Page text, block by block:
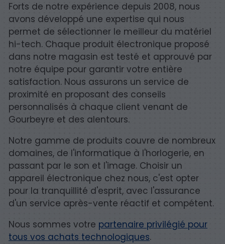
Forts de notre expérience depuis 2008, nous
avons développé une expertise qui nous
permet de sélectionner le meilleur du matériel
hi-tech. Chaque produit électronique proposé
dans notre magasin est testé et approuvé par
notre équipe pour garantir votre entière
satisfaction. Nous assurons un service de
proximité en proposant des conseils
personnalisés à chaque client venant de
Gourbeyre et des alentours.
Notre gamme de produits couvre de nombreux
domaines, de l'informatique à l'horlogerie, en
passant par le son et l'image. Choisir un
appareil électronique chez nous, c'est opter
pour la tranquillité d'esprit, avec l'assurance
d'un service après-vente réactif et compétent.
Nous sommes votre partenaire privilégié pour
tous vos achats technologiques.